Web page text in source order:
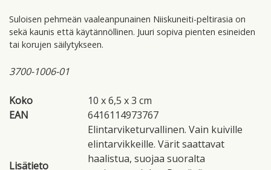
Suloisen pehmeän vaaleanpunainen Niiskuneiti-peltirasia on
sekä kaunis että käytännöllinen. Juuri sopiva pienten esineiden
tai korujen säilytykseen.
3700-1006-01
Koko
10 x 6,5 x 3 cm
EAN
6416114973767
Lisätieto
Elintarviketurvallinen. Vain kuiville
elintarvikkeille. Värit saattavat
haalistua, suojaa suoralta